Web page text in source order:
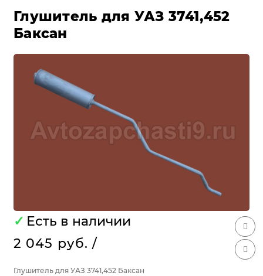
Глушитель для УАЗ 3741,452
Баксан
✓ Есть в наличии
2 045 руб. /
Глушитель для УАЗ 3741,452 Баксан